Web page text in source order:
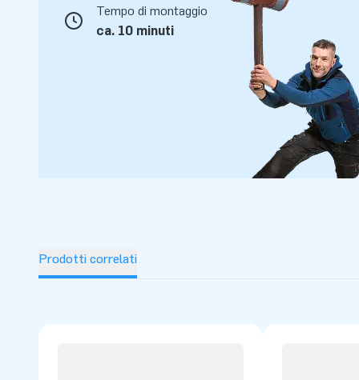
Tempo di montaggio
ca. 10 minuti
Prodotti correlati